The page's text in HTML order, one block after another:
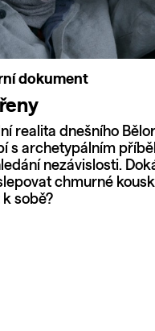
dokument
realita dnešního
s archetypálním
nezávislosti.
chmurné
sobě?